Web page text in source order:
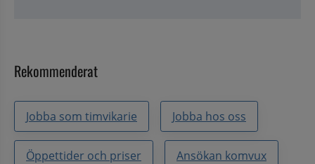
Rekommenderat
Jobba som timvikarie Jobba hos oss
Öppettider och priser Ansökan komvux